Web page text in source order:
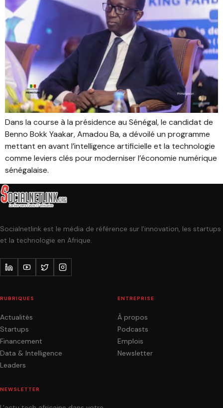
Dans la course à la présidence au Sénégal, le candidat de
Benno Bokk Yaakar, Amadou Ba, a dévoilé un programme
mettant en avant l’intelligence artificielle et la technologie
comme leviers clés pour moderniser l’économie numérique
sénégalaise.
Socialnetlink est le média de référence sur l'innovation, les startups
et la technologie en Afrique.
RUBRIQUES
Actualités
Startups
Financement
Data & Intelligence
Leaders
ENTREPRISE
À propos
Podcasts
Emplois
Newsletter
NEWSLETTER